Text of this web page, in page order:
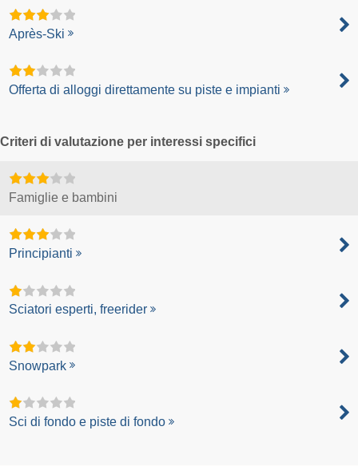
Après-Ski
Offerta di alloggi direttamente su piste e impianti
Criteri di valutazione per interessi specifici
Famiglie e bambini
Principianti
Sciatori esperti, freerider
Snowpark
Sci di fondo e piste di fondo